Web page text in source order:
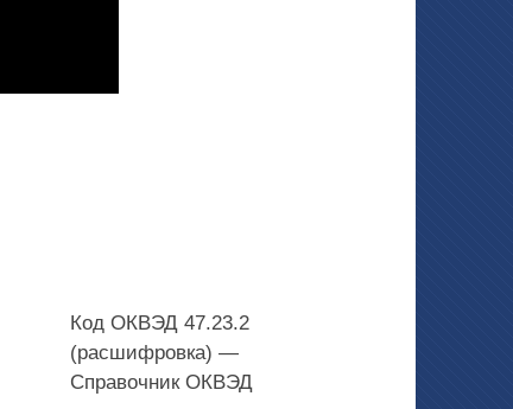
Код ОКВЭД 47.23.2
(расшифровка) —
Справочник ОКВЭД